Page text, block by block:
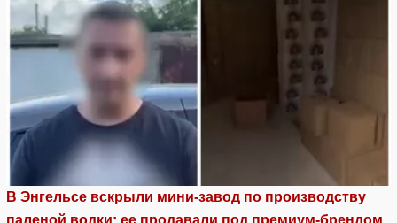
В Энгельсе вскрыли мини-завод по производству
паленой водки: ее продавали под премиум-брендом